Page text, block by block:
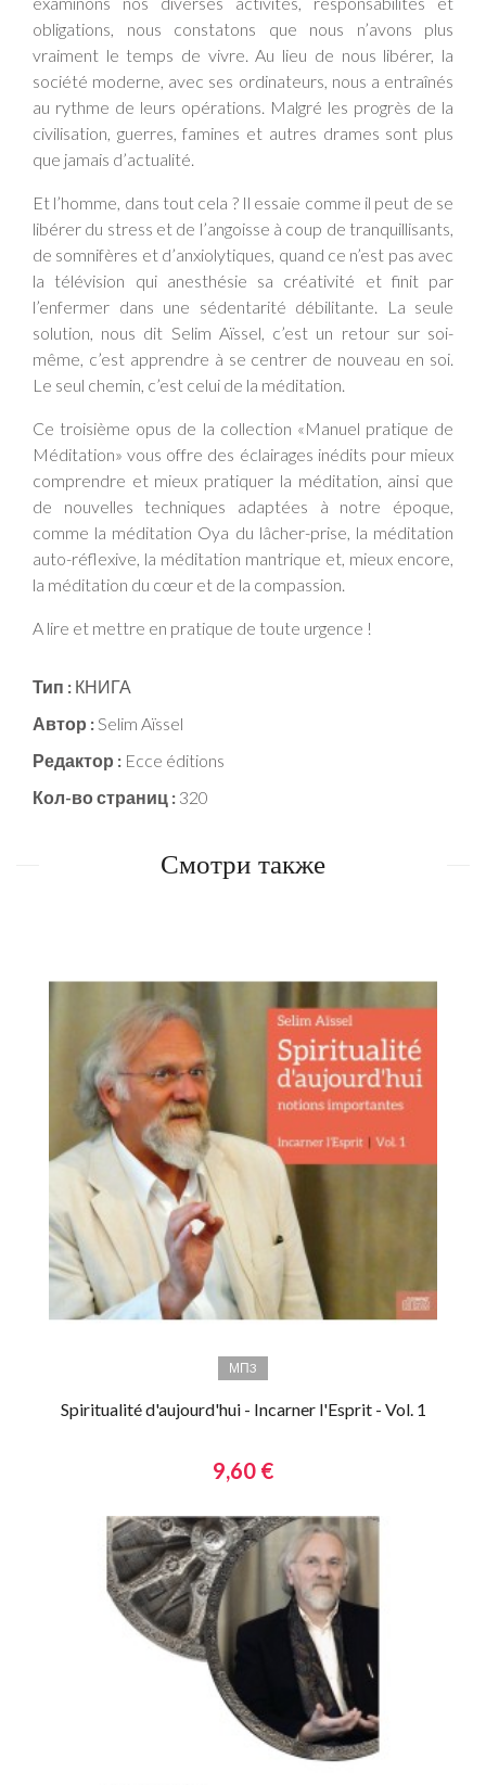
obligations, nous constatons que nous n’avons plus
vraiment le temps de vivre. Au lieu de nous libérer, la
société moderne, avec ses ordinateurs, nous a entraînés
au rythme de leurs opérations. Malgré les progrès de la
civilisation, guerres, famines et autres drames sont plus
que jamais d’actualité.
Et l’homme, dans tout cela ? Il essaie comme il peut de se
libérer du stress et de l’angoisse à coup de tranquillisants,
de somnifères et d’anxiolytiques, quand ce n’est pas avec
la télévision qui anesthésie sa créativité et finit par
l’enfermer dans une sédentarité débilitante. La seule
solution, nous dit Selim Aïssel, c’est un retour sur soi-
même, c’est apprendre à se centrer de nouveau en soi.
Le seul chemin, c’est celui de la méditation.
Ce troisième opus de la collection «Manuel pratique de
Méditation» vous offre des éclairages inédits pour mieux
comprendre et mieux pratiquer la méditation, ainsi que
de nouvelles techniques adaptées à notre époque,
comme la méditation Oya du lâcher-prise, la méditation
auto-réflexive, la méditation mantrique et, mieux encore,
la méditation du cœur et de la compassion.
A lire et mettre en pratique de toute urgence !
Тип : КНИГА
Автор :Selim Aïssel
Редактор : Ecce éditions
Кол-во страниц : 320
Смотри также
МП3
Spiritualité d'aujourd'hui - Incarner l'Esprit - Vol. 1
9,60 €